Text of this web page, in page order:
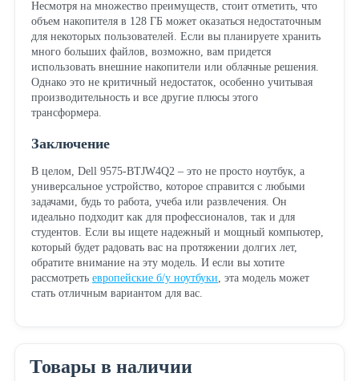
Несмотря на множество преимуществ, стоит отметить, что
объем накопителя в 128 ГБ может оказаться недостаточным
для некоторых пользователей. Если вы планируете хранить
много больших файлов, возможно, вам придется
использовать внешние накопители или облачные решения.
Однако это не критичный недостаток, особенно учитывая
производительность и все другие плюсы этого
трансформера.
Заключение
В целом, Dell 9575-BTJW4Q2 – это не просто ноутбук, а
универсальное устройство, которое справится с любыми
задачами, будь то работа, учеба или развлечения. Он
идеально подходит как для профессионалов, так и для
студентов. Если вы ищете надежный и мощный компьютер,
который будет радовать вас на протяжении долгих лет,
обратите внимание на эту модель. И если вы хотите
рассмотреть европейские б/у ноутбуки , эта модель может
стать отличным вариантом для вас.
Товары в наличии